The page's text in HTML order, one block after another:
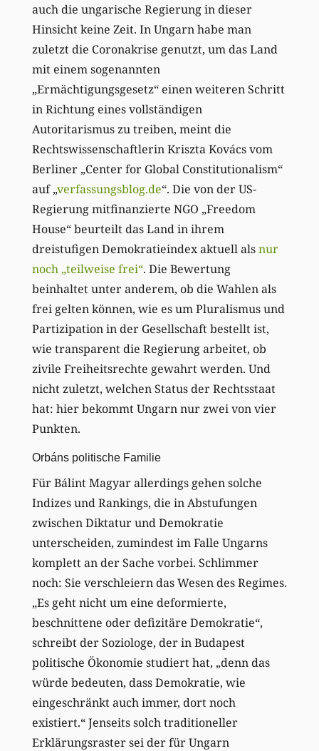
auch die ungarische Regierung in dieser
Hinsicht keine Zeit. In Ungarn habe man
zuletzt die Coronakrise genutzt, um das Land
mit einem sogenannten
„Ermächtigungsgesetz“ einen weiteren Schritt
in Richtung eines vollständigen
Autoritarismus zu treiben, meint die
Rechtswissenschaftlerin Kriszta Kovács vom
Berliner „Center for Global Constitutionalism“
auf „verfassungsblog.de“. Die von der US-
Regierung mitfinanzierte NGO „Freedom
House“ beurteilt das Land in ihrem
dreistufigen Demokratieindex aktuell alsnur
noch „teilweise frei“. Die Bewertung
beinhaltet unter anderem, ob die Wahlen als
frei gelten können, wie es um Pluralismus und
Partizipation in der Gesellschaft bestellt ist,
wie transparent die Regierung arbeitet, ob
zivile Freiheitsrechte gewahrt werden. Und
nicht zuletzt, welchen Status der Rechtsstaat
hat: hier bekommt Ungarn nur zwei von vier
Punkten.
Orbáns politische Familie
Für Bálint Magyar allerdings gehen solche
Indizes und Rankings, die in Abstufungen
zwischen Diktatur und Demokratie
unterscheiden, zumindest im Falle Ungarns
komplett an der Sache vorbei. Schlimmer
noch: Sie verschleiern das Wesen des Regimes.
„Es geht nicht um eine deformierte,
beschnittene oder defizitäre Demokratie“,
schreibt der Soziologe, der in Budapest
politische Ökonomie studiert hat, „denn das
würde bedeuten, dass Demokratie, wie
eingeschränkt auch immer, dort noch
existiert.“ Jenseits solch traditioneller
Erklärungsraster sei der für Ungarn